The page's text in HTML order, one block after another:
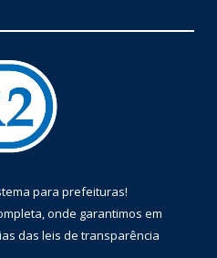
para prefeituras!
onde garantimos em
das leis de transparência